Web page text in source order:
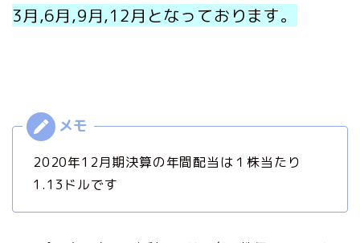
3月,6月,9月,12月となっております。
2020年12月期決算の年間配当は１株当たり
1.13ドルです